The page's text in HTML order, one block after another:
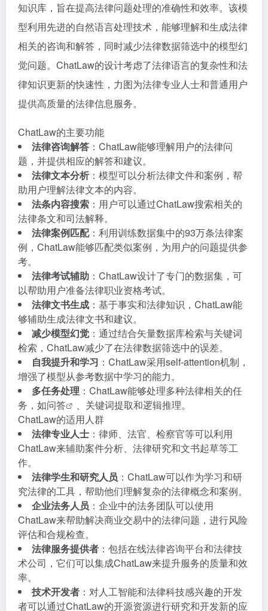
知识库，旨在提高法律问题处理的准确性和效率。该模
型利用先进的自然语言处理技术，能够理解和生成法律
相关的咨询和解答，同时减少法律数据筛选中的模型幻
觉问题。ChatLaw的设计考虑了法律语言的复杂性和法
律知识更新的快速性，力图为法律专业人士和普通用户
提供高质量的法律信息服务。
ChatLaw的主要功能
法律咨询解答 ：ChatLaw能够理解用户的法律问
题，并提供相应的解答和建议。
法律文本分析 ：模型可以分析法律文件和案例，帮
助用户理解法律文本的内容。
法条内容搜索 ：用户可以通过ChatLaw搜索相关的
法律条文和司法解释。
法律案例匹配：利用训练数据集中的93万条法律案
例，ChatLaw能够匹配类似案例，为用户的问题提供参
考。
法律考试辅助 ：ChatLaw设计了专门的数据集，可
以帮助用户准备法律职业资格考试。
法律文书生成 ：基于事实和法律知识，ChatLaw能
够辅助生成法律文书和建议。
减少模型幻觉 ：通过结合矢量数据库检索与关键词
检索，ChatLaw减少了在法律数据筛选中的误差。
自我提升和学习 ：ChatLaw采用self-attention机制，
增强了模型从参考数据中学习的能力。
多任务处理 ：ChatLaw能够处理多种法律相关的任
务，如问答
、关键词提取和逻辑推理。
ChatLaw的适用人群
法律专业人士 ：律师、法官、检察官等可以利用
ChatLaw来辅助案件分析、法律研究和文书起草等工
作。
法律学生和研究人员 ：ChatLaw可以作为学习和研
究法律的工具，帮助他们理解复杂的法律概念和案例。
企业法务人员 ：企业中的法务团队可以使用
ChatLaw来帮助解决商业交易中的法律问题，进行风险
评估和合规检查。
法律服务提供者 ：包括在线法律咨询平台和法律技
术公司，它们可以集成ChatLaw来提升服务的质量和效
率。
技术开发者 ：对人工智能和法律科技感兴趣的开发
者可以通过ChatLaw的开源资源进行研究和开发新的应